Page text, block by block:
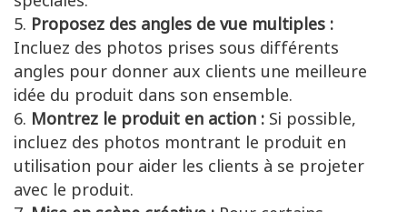
Proposez des angles de vue multiples :
Incluez des photos prises sous différents
angles pour donner aux clients une meilleure
idée du produit dans son ensemble.
Montrez le produit en action : Si possible,
incluez des photos montrant le produit en
utilisation pour aider les clients à se projeter
avec le produit.